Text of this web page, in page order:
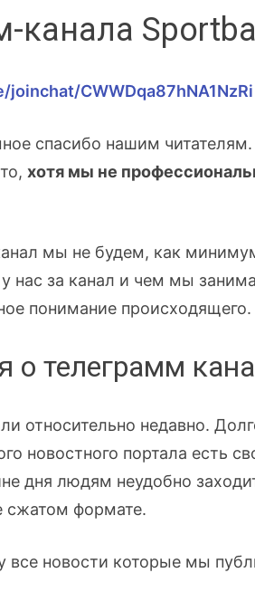
канала Sportball
CWWDqa87hNA1NzRi
спасибо нашим
хотя мы не
мы не будем, как
нас за канал и чем мы
понимание происходящего.
телеграмм
относительно недавно.
новостного портала есть
дня людям неудобно
сжатом формате.
все новости которые мы